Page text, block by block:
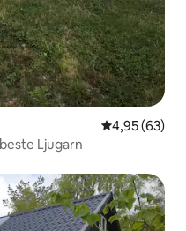
Gemiddelde
4,95 (63)
Ljugarn